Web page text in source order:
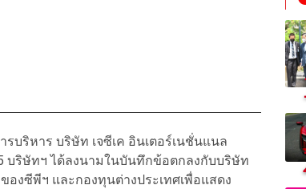
บริหาร บริษัท เจซีเค อินเตอร์เนชั่นแนล
บริษัทฯ ได้ลงนามในบันทึกข้อตกลงกับบริษัท
องซีพีฯ และกองทุนต่างประเทศเพื่อแสดง